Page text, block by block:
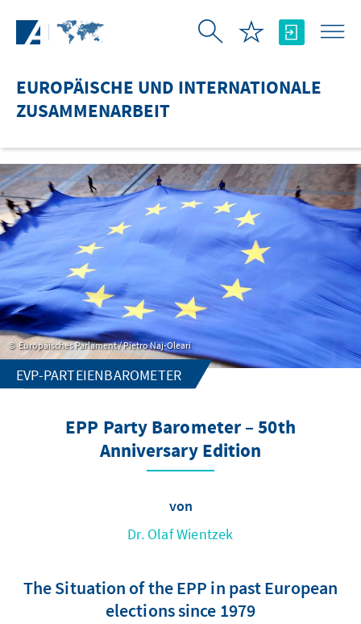
EUROPÄISCHE UND INTERNATIONALE
ZUSAMMENARBEIT
Europäisches Parlament / Pietro Naj-Oleari
EVP-PARTEIENBAROMETER
EPP Party Barometer – 50th
Anniversary Edition
von
Dr. Olaf Wientzek
The Situation of the EPP in past European
elections since 1979